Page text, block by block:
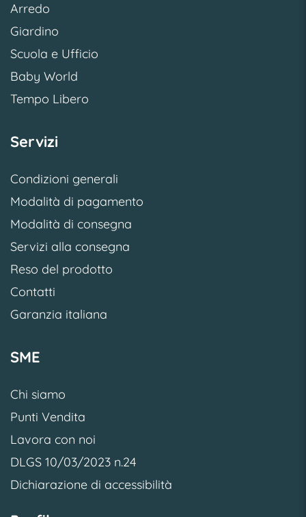
Arredo
Giardino
Scuola e Ufficio
Baby World
Tempo Libero
Servizi
Condizioni generali
Modalità di pagamento
Modalità di consegna
Servizi alla consegna
Reso del prodotto
Contatti
Garanzia italiana
SME
Chi siamo
Punti Vendita
Lavora con noi
DLGS 10/03/2023 n.24
Dichiarazione di accessibilità